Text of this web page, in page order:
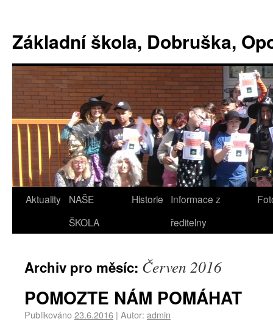
Základní škola, Dobruška,
Aktuality
NAŠE
ŠKOLA
Historie
Informace z
ředitelny
Archiv pro měsíc: Červen 2016
POMOZTE NÁM POMÁHAT
Publikováno23.6.2016 | Autor: admin